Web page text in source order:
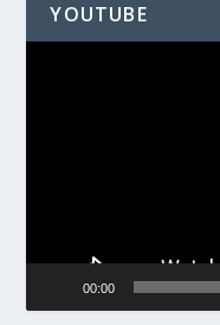
YOUTUBE
00:00